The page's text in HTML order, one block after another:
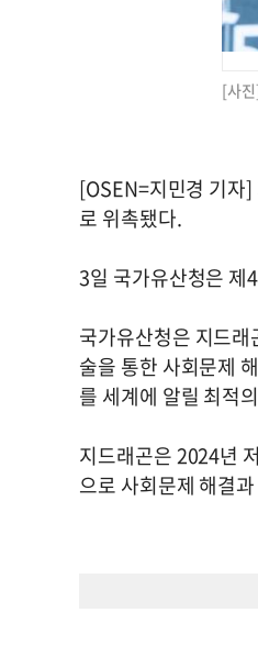
[사
[OSEN=지민경 기자
로 위촉됐다.
3일 국가유산청은 제
국가유산청은 지드
술을 통한 사회문제
를 세계에 알릴 최적
지드래곤은 2024년
으로 사회문제 해결